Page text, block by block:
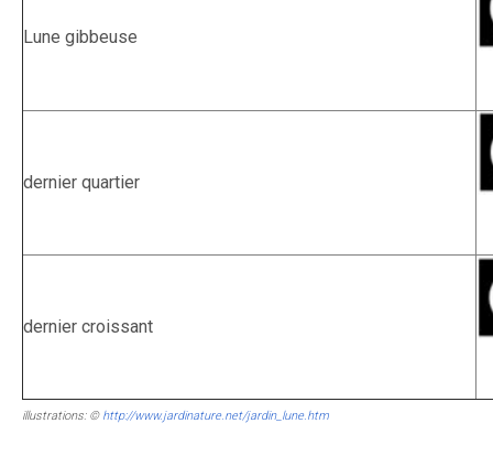
Lune gibbeuse
dernier quartier
dernier croissant
illustrations: © http://www.jardinature.net/jardin_lune.htm